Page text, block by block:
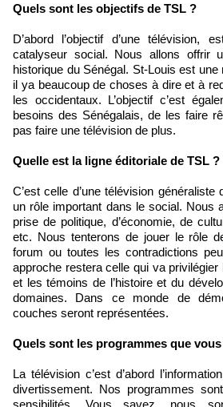
Quels sont les objectifs de TSL ?
D’abord l’objectif d’une télévision,
catalyseur social. Nous allons offrir
historique du Sénégal. St-Louis est une
il ya beaucoup de choses à dire et à
les occidentaux. L’objectif c’est
besoins des Sénégalais, de les faire
pas faire une télévision de plus.
Quelle est la ligne éditoriale de TSL ?
C’est celle d’une télévision
un rôle important dans le social. Nous
prise de politique, d’économie, de
etc. Nous tenterons de jouer le rôle
forum ou toutes les contradictions
approche restera celle qui va
et les témoins de l’histoire et du
domaines. Dans ce monde de
couches seront représentées.
Quels sont les programmes que
La télévision c’est d’abord
divertissement. Nos programmes
sensibilités. Vous savez, nous